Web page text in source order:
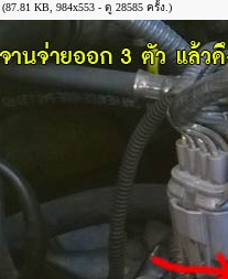
(87.81 KB, 984x553 - ดู 28585 ครั้ง.)